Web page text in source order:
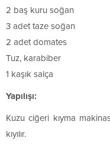
2 baş kuru soğan
3 adet taze soğan
2 adet domates
Tuz, karabiber
1 kaşık salça
Yapılışı:
Kuzu ciğeri kıyma
kıyılır.